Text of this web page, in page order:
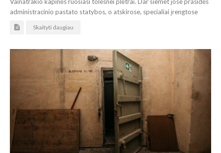
administracinio pastato statybos, o atskirose, specialiai įrengtose
Skaityti daugiau